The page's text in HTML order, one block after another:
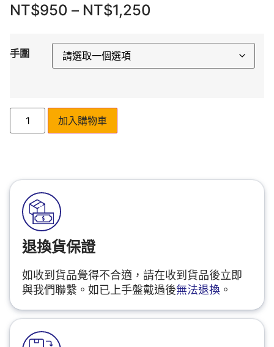
NT$950 – NT$1,250
手圍
加入購物車
退換貨保證
如收到貨品覺得不合適，請在收到貨品後立即
與我們聯繫。如已上手盤戴過後無法退換 。